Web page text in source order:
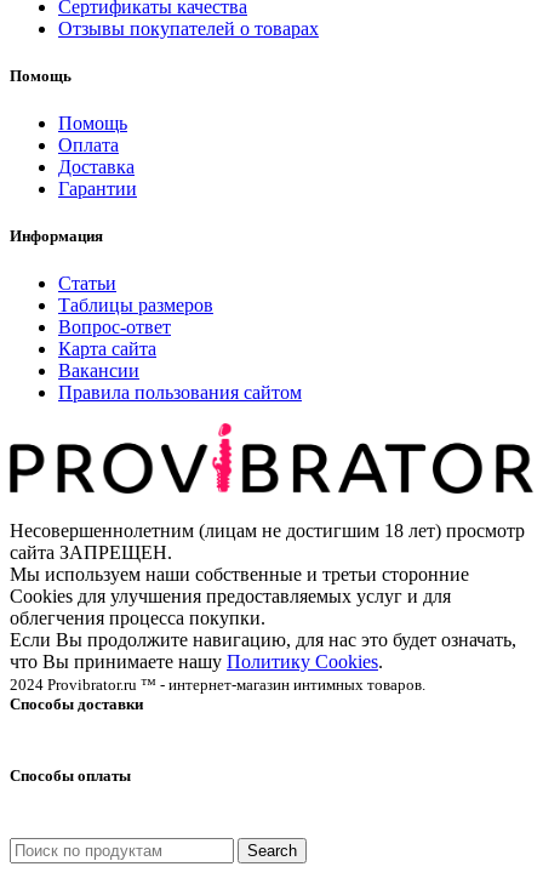
Сертификаты качества
Отзывы покупателей о товарах
Помощь
Помощь
Оплата
Доставка
Гарантии
Информация
Статьи
Таблицы размеров
Вопрос-ответ
Карта сайта
Вакансии
Правила пользования сайтом
Несовершеннолетним (лицам не достигшим 18 лет) просмотр
сайта ЗАПРЕЩЕН.
Мы используем наши собственные и третьи сторонние
Cookies для улучшения предоставляемых услуг и для
облегчения процесса покупки.
Если Вы продолжите навигацию, для нас это будет означать,
что Вы принимаете нашу Политику Cookies.
2024 Provibrator.ru ™ - интернет-магазин интимных товаров.
Способы доставки
Способы оплаты
Search